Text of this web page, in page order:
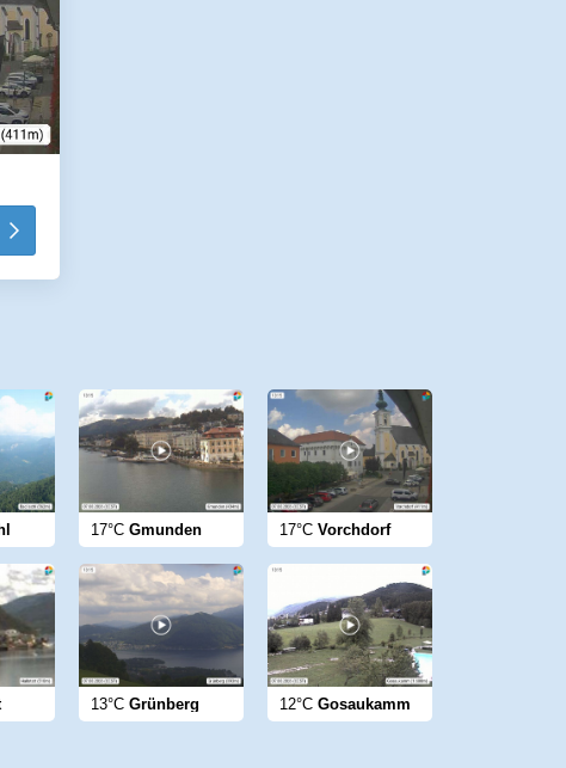
17°C Gmunden 17°C Vorchdorf
13°C Grünberg 12°C Gosaukamm